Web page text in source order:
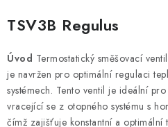
🏷️ VÝPRODEJ
⚡ NOVINKA
TSV3B Regulus
Úvod Termostatický směšovací
je navržen pro optimální regulaci
systémech. Tento ventil je ideální
vracející se z otopného systému s
čímž zajišťuje konstantní a optimální